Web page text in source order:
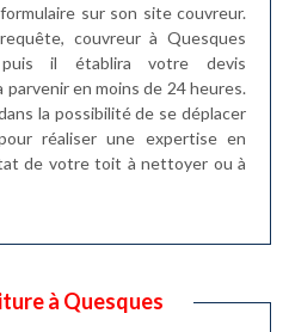
sur son site couvreur.
couvreur à Quesques
il établira votre devis
en moins de 24 heures.
la possibilité de se déplacer
réaliser une expertise en
de votre toit à nettoyer ou à
à Quesques